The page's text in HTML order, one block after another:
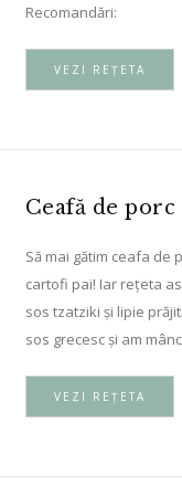
Recomandări:
VEZI REȚETA
Ceafă de
Să mai gătim ceafa de
cartofi pai! Iar rețeta
sos tzatziki și lipie
sos grecesc și am
VEZI REȚETA